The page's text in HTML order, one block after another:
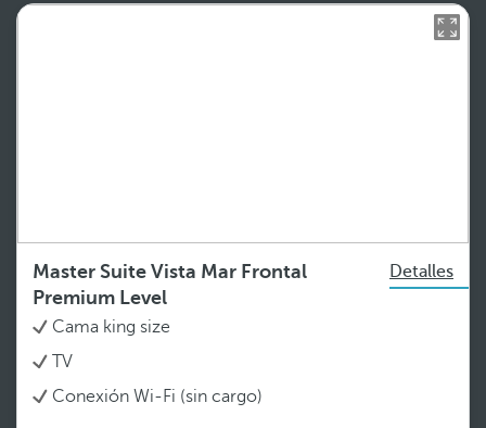
Master Suite Vista Mar Frontal
Premium Level
Detalles
Cama king size
TV
Conexión Wi-Fi (sin cargo)